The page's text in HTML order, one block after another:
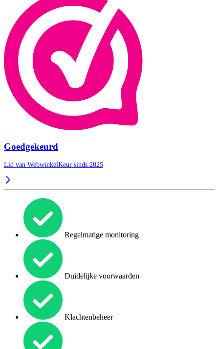
Goedgekeurd
Lid van WebwinkelKeur sinds 2025
Regelmatige monitoring
Duidelijke voorwaarden
Klachtenbeheer